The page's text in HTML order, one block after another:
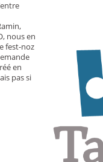
nous en
fest-noz
en
pas si